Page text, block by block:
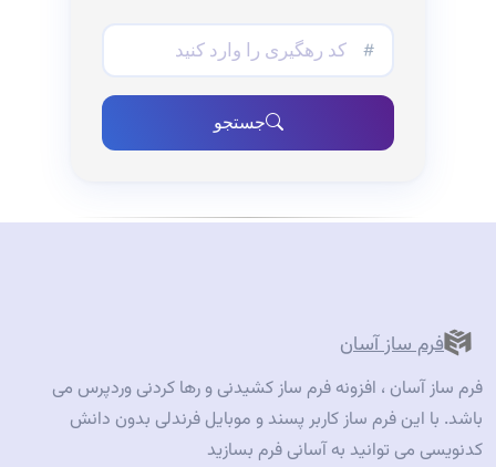
جستجو
فرم ساز آسان
فرم ساز آسان ، افزونه فرم ساز کشیدنی و رها کردنی وردپرس می
باشد. با این فرم ساز کاربر پسند و موبایل فرندلی بدون دانش
کدنویسی می توانید به آسانی فرم بسازید